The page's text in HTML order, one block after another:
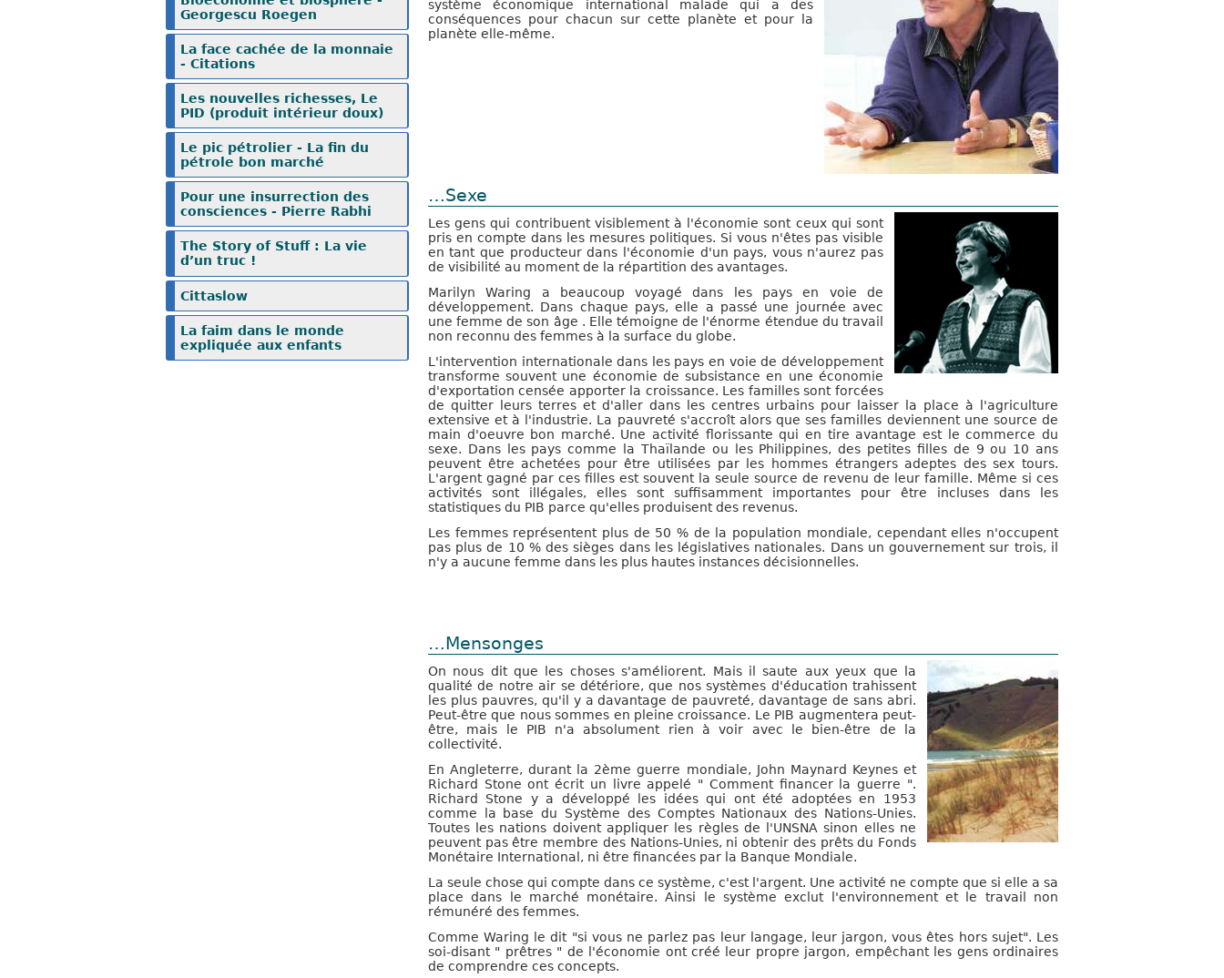
système économique international malade qui a des
conséquences pour chacun sur cette planète et pour la
planète elle-même.
…Sexe
Les gens qui contribuent visiblement à l'économie sont ceux qui sont
pris en compte dans les mesures politiques. Si vous n'êtes pas visible
en tant que producteur dans l'économie d'un pays, vous n'aurez pas
de visibilité au moment de la répartition des avantages.
Marilyn Waring a beaucoup voyagé dans les pays en voie de
développement. Dans chaque pays, elle a passé une journée avec
une femme de son âge . Elle témoigne de l'énorme étendue du travail
non reconnu des femmes à la surface du globe.
L'intervention internationale dans les pays en voie de développement
transforme souvent une économie de subsistance en une économie
d'exportation censée apporter la croissance. Les familles sont forcées
de quitter leurs terres et d'aller dans les centres urbains pour laisser la place à l'agriculture
extensive et à l'industrie. La pauvreté s'accroît alors que ses familles deviennent une source de
main d'oeuvre bon marché. Une activité florissante qui en tire avantage est le commerce du
sexe. Dans les pays comme la Thaïlande ou les Philippines, des petites filles de 9 ou 10 ans
peuvent être achetées pour être utilisées par les hommes étrangers adeptes des sex tours.
L'argent gagné par ces filles est souvent la seule source de revenu de leur famille. Même si ces
activités sont illégales, elles sont suffisamment importantes pour être incluses dans les
statistiques du PIB parce qu'elles produisent des revenus.
Les femmes représentent plus de 50 % de la population mondiale, cependant elles n'occupent
pas plus de 10 % des sièges dans les législatives nationales. Dans un gouvernement sur trois, il
n'y a aucune femme dans les plus hautes instances décisionnelles.
…Mensonges
On nous dit que les choses s'améliorent. Mais il saute aux yeux que la
qualité de notre air se détériore, que nos systèmes d'éducation trahissent
les plus pauvres, qu'il y a davantage de pauvreté, davantage de sans abri.
Peut-être que nous sommes en pleine croissance. Le PIB augmentera peut-
être, mais le PIB n'a absolument rien à voir avec le bien-être de la
collectivité.
En Angleterre, durant la 2ème guerre mondiale, John Maynard Keynes et
Richard Stone ont écrit un livre appelé " Comment financer la guerre ".
Richard Stone y a développé les idées qui ont été adoptées en 1953
comme la base du Système des Comptes Nationaux des Nations-Unies.
Toutes les nations doivent appliquer les règles de l'UNSNA sinon elles ne
peuvent pas être membre des Nations-Unies, ni obtenir des prêts du Fonds
Monétaire International, ni être financées par la Banque Mondiale.
La seule chose qui compte dans ce système, c'est l'argent. Une activité ne compte que si elle a sa
place dans le marché monétaire. Ainsi le système exclut l'environnement et le travail non
rémunéré des femmes.
Comme Waring le dit "si vous ne parlez pas leur langage, leur jargon, vous êtes hors sujet". Les
soi-disant " prêtres " de l'économie ont créé leur propre jargon, empêchant les gens ordinaires
de comprendre ces concepts.
Georgescu Roegen
La face cachée de la monnaie
- Citations
Les nouvelles richesses, Le
PID (produit intérieur doux)
Le pic pétrolier - La fin du
pétrole bon marché
Pour une insurrection des
consciences - Pierre Rabhi
The Story of Stuff : La vie
d’un truc !
Cittaslow
La faim dans le monde
expliquée aux enfants